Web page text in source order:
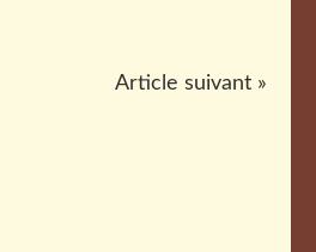
Article suivant »